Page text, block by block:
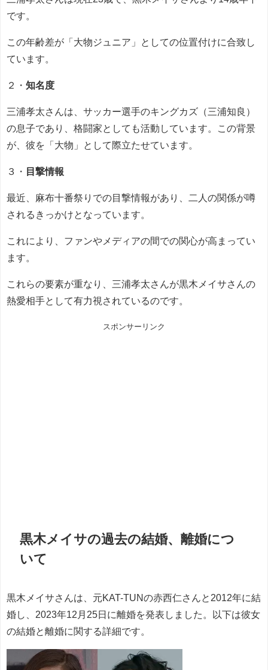
です。
この年齢差が「大物ジュニア」としての位置付けに合致し
ています。
２・ 知名度
三浦孝太さんは、サッカー選手のキングカズ（三浦知良）
の息子であり、格闘家としても活動しています。この背景
が、彼を「大物」として際立たせています。
３・ 目撃情報
最近、麻布十番祭りでの目撃情報があり、二人の関係が噂
されるきっかけとなっています。
これにより、ファンやメディアの間での関心が高まってい
ます。
これらの要素が重なり、三浦孝太さんが黒木メイサさんの
熱愛相手として有力視されているのです。
スポンサーリンク
黒木メイサの過去の結婚、離婚につ
いて
黒木メイサさんは、元KAT-TUNの赤西仁さんと2012年に結
婚し、2023年12月25日に離婚を発表しました。以下は彼女
の結婚と離婚に関する詳細です。